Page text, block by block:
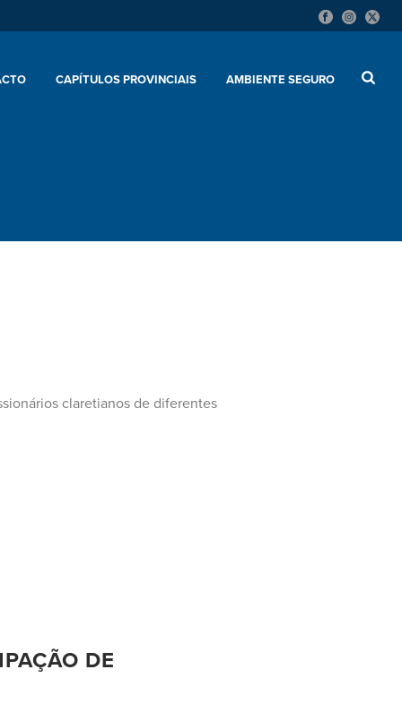
CAPÍTULOS PROVINCIAIS AMBIENTE SEGURO
claretianos de diferentes
DE